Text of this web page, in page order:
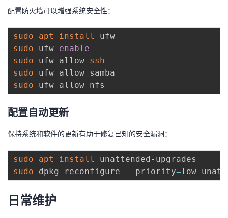
配置防火墙可以增强系统安全性：
sudo apt install
sudo ufw enable
sudo ufw allow ssh
sudo
sudo
配置自动更新
保持系统和软件的更新有助于修复已知的安全漏洞：
sudo apt install
sudo dpkg-reconfigure --priority=
日常维护